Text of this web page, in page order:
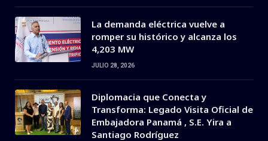
La demanda eléctrica vuelve a
romper su histórico y alcanza los
4,203 MW
JULIO 28, 2026
Diplomacia que Conecta y
Transforma: Legado Visita Oficial de
Embajadora Panamá , S.E. Yira a
Santiago Rodríguez